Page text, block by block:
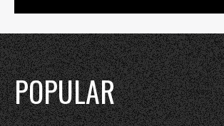
POPULAR